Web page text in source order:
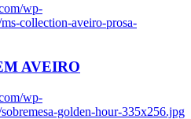
wp-
collection-aveiro-prosa-
AVEIRO
wp-
golden-hour-335x256.jpg